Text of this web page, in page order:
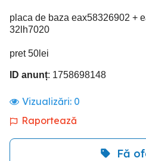
placa de baza eax58326902 +
32lh7020
pret 50lei
ID anunț: 1758698148
Vizualizări: 0
Raportează
Fă